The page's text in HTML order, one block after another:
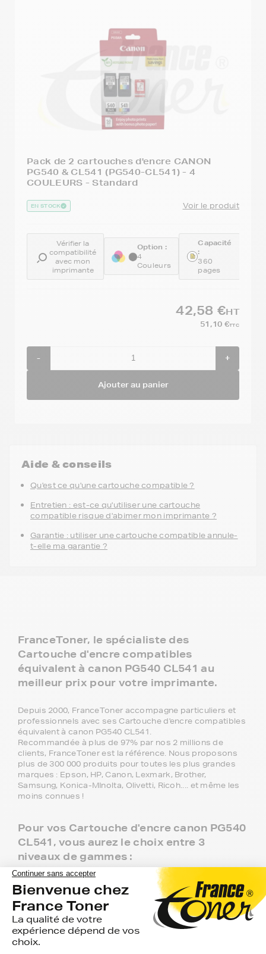
Pack de 2 cartouches d'encre CANON
PG540 & CL541 (PG540-CL541) - 4
COULEURS - Standard
EN STOCK Voir le produit
Vérifier la
compatibilité
avec mon
imprimante
Option :
4
Couleurs
Capacité
:
360
pages
42,58 €HT
51,10 €TTC
- +
Ajouter au panier
Aide & conseils
Qu'est ce qu'une cartouche compatible ?
Entretien : est-ce qu'utiliser une cartouche
compatible risque d'abimer mon imprimante ?
Garantie : utiliser une cartouche compatible annule-
t-elle ma garantie ?
FranceToner, le spécialiste des
Cartouche d'encre compatibles
équivalent à canon PG540 CL541 au
meilleur prix pour votre imprimante.
Depuis 2000, FranceToner accompagne particuliers et
professionnels avec ses Cartouche d'encre compatibles
équivalent à canon PG540 CL541.
Recommandée à plus de 97% par nos 2 millions de
clients, FranceToner est la référence. Nous proposons
plus de 300 000 produits pour toutes les plus grandes
marques : Epson, HP, Canon, Lexmark, Brother,
Samsung, Konica-MInolta, Olivetti, Ricoh.... et même les
moins connues !
Pour vos Cartouche d'encre canon PG540
CL541, vous aurez le choix entre 3
niveaux de gammes :
Marque FranceToner : la gamme référence, 100%
compatible, livraison offerte en point de retrait et
garantie deux ans. C'est le meilleur choix pour obtenir
une haute qualité à bas prix.
Gamme 1er Prix : produits génériques équivalents à
vos Cartouche d'encre canon PG540 CL541 à prix